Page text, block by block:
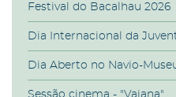
Festival do Bacalhau 2026
Dia Internacional da
Dia Aberto no Navio-
Sessão cinema - "Vaiana"